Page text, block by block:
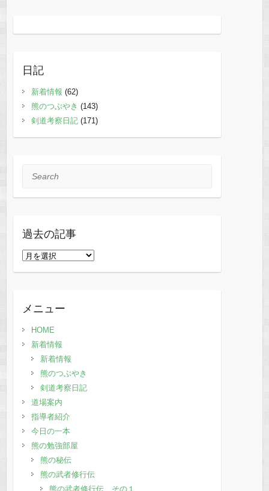
日記
新着情報 (62)
熊のつぶやき (143)
剣道考察日記(171)
Search
過去の記事
過
事メニュー
HOME
新着情報
新着情報
熊のつぶやき
剣道考察日記
道場案内
指導者紹介
今日の一本
熊の勉強部屋
熊の秘伝
熊の武者修行伝
熊の武者修行伝 その１